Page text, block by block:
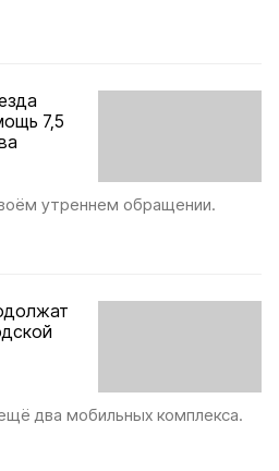
7,5
утреннем обращении.
два мобильных комплекса.